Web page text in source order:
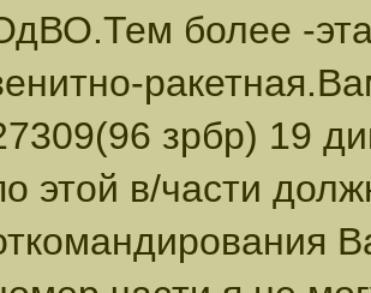
более -
зрбр) 19
этой в/части